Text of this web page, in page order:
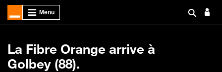
La Fibre Orange arrive à
Golbey (88).